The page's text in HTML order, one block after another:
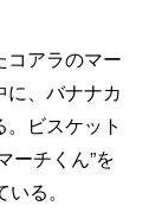
コアラのマー
、バナナカ
ビスケット
ーチくん”を
る。